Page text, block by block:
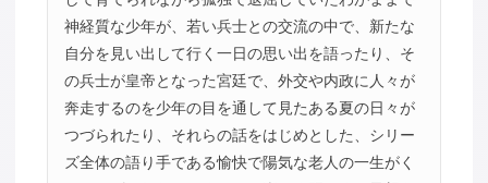
神経質な少年が、若い兵士との交流の中で、新たな
自分を見い出して行く一日の思い出を語ったり、そ
の兵士が皇帝となった宮廷で、外交や内政に人々が
奔走するのを少年の目を通して見たある夏の日々が
つづられたり、それらの話をはじめとした、シリー
ズ全体の語り手である愉快で陽気な老人の一生がく